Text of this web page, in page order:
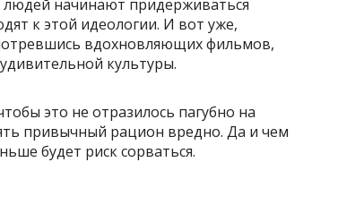
начинают придерживаться
к этой идеологии. И вот уже,
вдохновляющих фильмов,
культуры.
это не отразилось пагубно на
привычный рацион вредно. Да и чем
будет риск сорваться.